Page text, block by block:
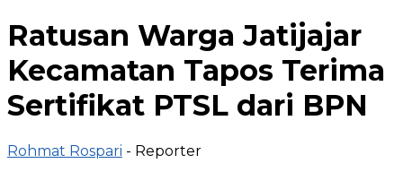
Ratusan Warga Jatijajar
Kecamatan Tapos Terima
Sertifikat PTSL dari BPN
Rohmat Rospari - Reporter